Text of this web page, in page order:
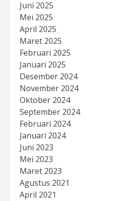
Juni 2025
Mei 2025
April 2025
Maret 2025
Februari 2025
Januari 2025
Desember 2024
November 2024
Oktober 2024
September 2024
Februari 2024
Januari 2024
Juni 2023
Mei 2023
Maret 2023
Agustus 2021
April 2021